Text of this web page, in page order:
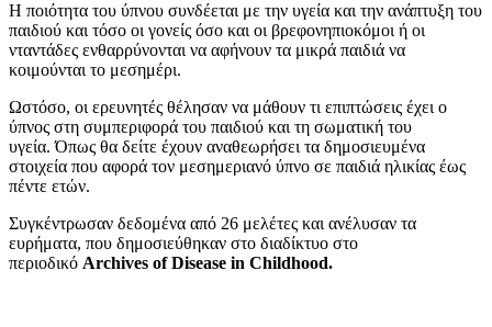
Η ποιότητα του ύπνου συνδέεται με την υγεία και την ανάπτυξη του
παιδιού και τόσο οι γονείς όσο και οι βρεφονηπιοκόμοι ή οι
νταντάδες ενθαρρύνονται να αφήνουν τα μικρά παιδιά να
κοιμούνται το μεσημέρι.
Ωστόσο, οι ερευνητές θέλησαν να μάθουν τι επιπτώσεις έχει ο
ύπνος στη συμπεριφορά του παιδιού και τη σωματική του
υγεία. Όπως θα δείτε έχουν αναθεωρήσει τα δημοσιευμένα
στοιχεία που αφορά τον μεσημεριανό ύπνο σε παιδιά ηλικίας έως
πέντε ετών.
Συγκέντρωσαν δεδομένα από 26 μελέτες και ανέλυσαν τα
ευρήματα, που δημοσιεύθηκαν στο διαδίκτυο στο
περιοδικό Archives of Disease in Childhood.